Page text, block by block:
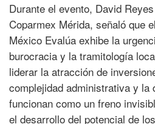
Durante el evento, David
Coparmex Mérida, señaló que
México Evalúa exhibe la
burocracia y la tramitología
liderar la atracción de
complejidad administrativa y la
funcionan como un freno
el desarrollo del potencial de